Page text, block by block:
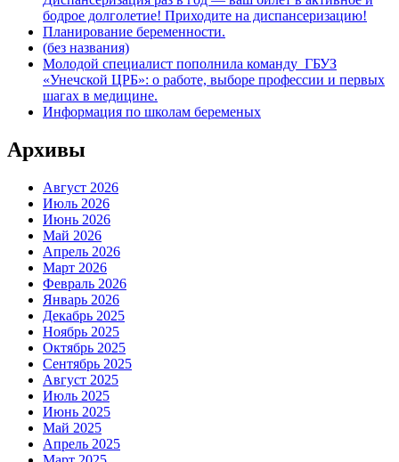
бодрое долголетие! Приходите на диспансеризацию!
Планирование беременности.
(без названия)
Молодой специалист пополнила команду ГБУЗ
«Унечской ЦРБ»: о работе, выборе профессии и первых
шагах в медицине.
Информация по школам беременых
Архивы
Август 2026
Июль 2026
Июнь 2026
Май 2026
Апрель 2026
Март 2026
Февраль 2026
Январь 2026
Декабрь 2025
Ноябрь 2025
Октябрь 2025
Сентябрь 2025
Август 2025
Июль 2025
Июнь 2025
Май 2025
Апрель 2025